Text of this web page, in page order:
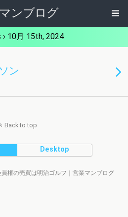
ンブログ
› 10月 15th, 2024
ン
Back to top
Desktop
権の売買は明治ゴルフ｜営業マンブログ